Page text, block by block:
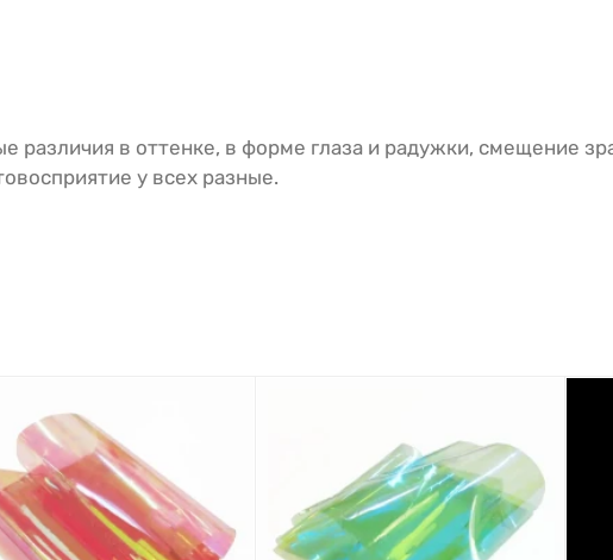
различия в оттенке, в форме глаза и радужки, смещение
у всех разные.